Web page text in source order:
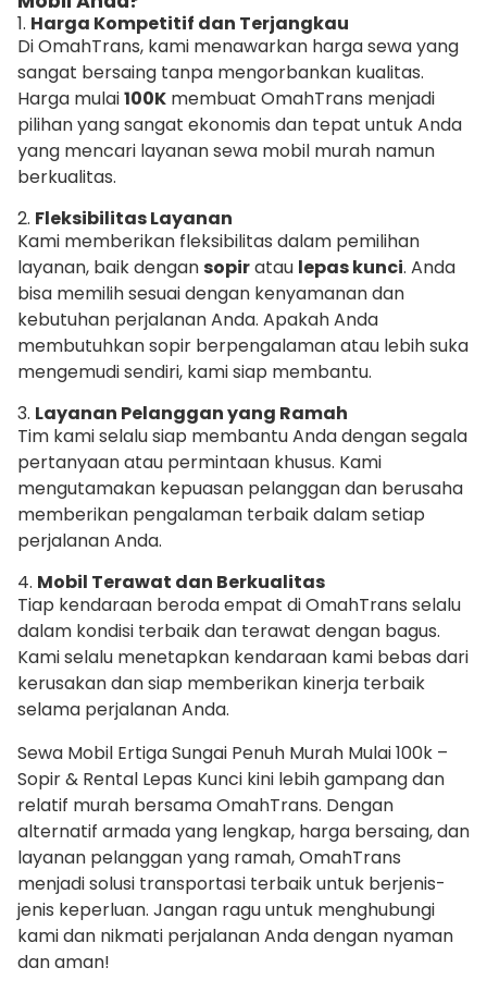
1. Harga Kompetitif dan Terjangkau
Di OmahTrans, kami menawarkan harga sewa yang
sangat bersaing tanpa mengorbankan kualitas.
Harga mulai100K membuat OmahTrans menjadi
pilihan yang sangat ekonomis dan tepat untuk Anda
yang mencari layanan sewa mobil murah namun
berkualitas.
2. Fleksibilitas Layanan
Kami memberikan fleksibilitas dalam pemilihan
layanan, baik dengansopiratau lepas kunci. Anda
bisa memilih sesuai dengan kenyamanan dan
kebutuhan perjalanan Anda. Apakah Anda
membutuhkan sopir berpengalaman atau lebih suka
mengemudi sendiri, kami siap membantu.
3. Layanan Pelanggan yang Ramah
Tim kami selalu siap membantu Anda dengan segala
pertanyaan atau permintaan khusus. Kami
mengutamakan kepuasan pelanggan dan berusaha
memberikan pengalaman terbaik dalam setiap
perjalanan Anda.
4. Mobil Terawat dan Berkualitas
Tiap kendaraan beroda empat di OmahTrans selalu
dalam kondisi terbaik dan terawat dengan bagus.
Kami selalu menetapkan kendaraan kami bebas dari
kerusakan dan siap memberikan kinerja terbaik
selama perjalanan Anda.
Sewa Mobil Ertiga Sungai Penuh Murah Mulai 100k –
Sopir & Rental Lepas Kunci kini lebih gampang dan
relatif murah bersama OmahTrans. Dengan
alternatif armada yang lengkap, harga bersaing, dan
layanan pelanggan yang ramah, OmahTrans
menjadi solusi transportasi terbaik untuk berjenis-
jenis keperluan. Jangan ragu untuk menghubungi
kami dan nikmati perjalanan Anda dengan nyaman
dan aman!